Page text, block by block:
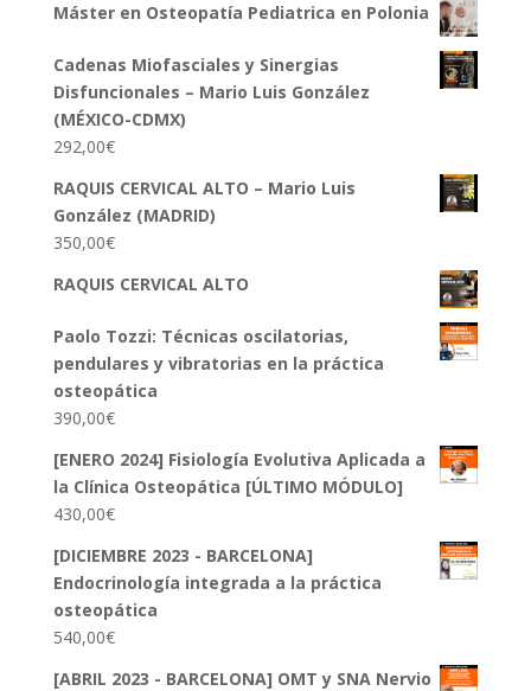
Máster en Osteopatía Pediatrica en Polonia
Cadenas Miofasciales y Sinergias
Disfuncionales – Mario Luis González
(MÉXICO-CDMX)
292,00€
RAQUIS CERVICAL ALTO – Mario Luis
González (MADRID)
350,00€
RAQUIS CERVICAL ALTO
Paolo Tozzi: Técnicas oscilatorias,
pendulares y vibratorias en la práctica
osteopática
390,00€
[ENERO 2024] Fisiología Evolutiva Aplicada a
la Clínica Osteopática [ÚLTIMO MÓDULO]
430,00€
[DICIEMBRE 2023 - BARCELONA]
Endocrinología integrada a la práctica
osteopática
540,00€
[ABRIL 2023 - BARCELONA] OMT y SNA Nervio